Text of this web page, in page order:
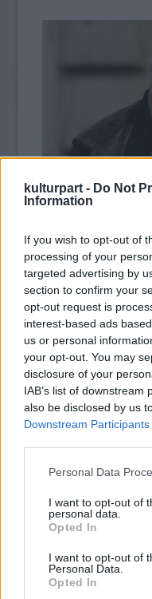
kulturpart - Do Not
Information
If you wish to opt-out of
processing of your
targeted advertising by
section to confirm your
opt-out request is
interest-based ads
us or personal
your opt-out. You may
disclosure of your
IAB’s list of
also be disclosed by us
Downstream Participants
Please note that this
not limited to your visit
grant or deny consent
use your data for below
consent section.
Personal Data
I want to opt-out of
personal data.
Opted In
I want to opt-out of
Personal Data.
Opted In
A The Hollywood
a forgatókönyv a
feldolgozása lesz.
A botrányt tavaly
filmjében Abel
Gerard
Jacqueline Bisset
Film Politika Vígjáték